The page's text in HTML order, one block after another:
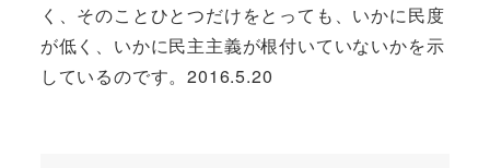
く、そのことひとつだけをとっても、いかに民度
が低く、いかに民主主義が根付いていないかを示
しているのです。2016.5.20